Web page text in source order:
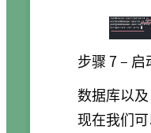
步骤 7 – 启
数据库以及
现在我们可